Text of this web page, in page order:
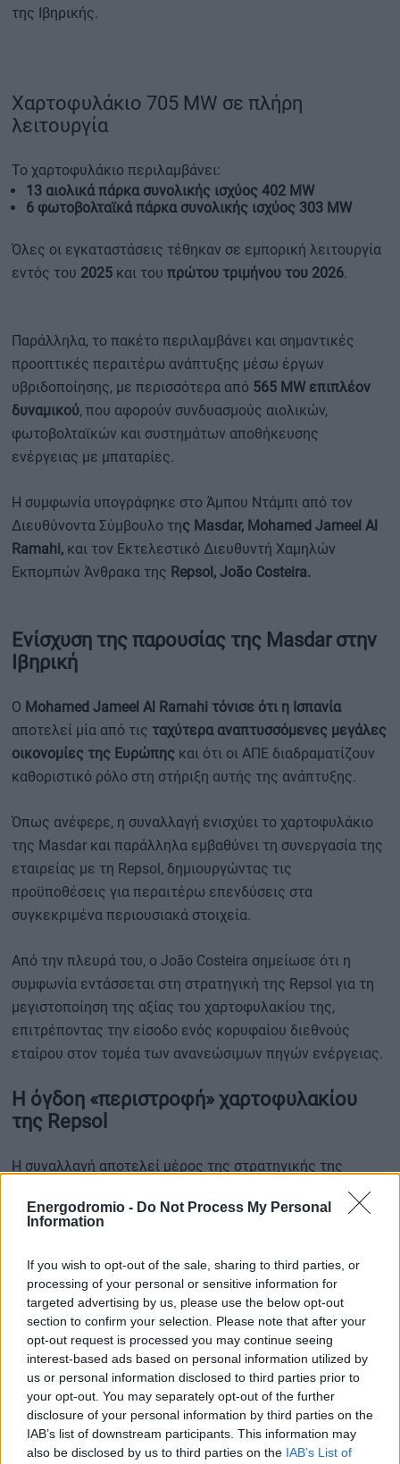
Energodromio - Do Not Process My Personal
Information
If you wish to opt-out of the sale, sharing to third parties, or
processing of your personal or sensitive information for
targeted advertising by us, please use the below opt-out
section to confirm your selection. Please note that after your
opt-out request is processed you may continue seeing
interest-based ads based on personal information utilized by
us or personal information disclosed to third parties prior to
your opt-out. You may separately opt-out of the further
disclosure of your personal information by third parties on the
IAB’s list of downstream participants. This information may
also be disclosed by us to third parties on the IAB’s List of
της Ιβηρικής.
Χαρτοφυλάκιο 705 MW σε πλήρη
λειτουργία
Το χαρτοφυλάκιο περιλαμβάνει:
13 αιολικά πάρκα συνολικής ισχύος 402 MW
6 φωτοβολταϊκά πάρκα συνολικής ισχύος 303 MW
Όλες οι εγκαταστάσεις τέθηκαν σε εμπορική λειτουργία
εντός του 2025 και του πρώτου τριμήνου του 2026.
Παράλληλα, το πακέτο περιλαμβάνει και σημαντικές
προοπτικές περαιτέρω ανάπτυξης μέσω έργων
υβριδοποίησης, με περισσότερα από 565 MW επιπλέον
δυναμικού, που αφορούν συνδυασμούς αιολικών,
φωτοβολταϊκών και συστημάτων αποθήκευσης
ενέργειας με μπαταρίες.
Η συμφωνία υπογράφηκε στο Άμπου Ντάμπι από τον
Διευθύνοντα Σύμβουλο της Masdar, Mohamed Jameel Al
Ramahi, και τον Εκτελεστικό Διευθυντή Χαμηλών
Εκπομπών Άνθρακα της Repsol, João Costeira.
Ενίσχυση της παρουσίας της Masdar στην
Ιβηρική
Ο Mohamed Jameel Al Ramahi τόνισε ότι η Ισπανία
αποτελεί μία από τις ταχύτερα αναπτυσσόμενες μεγάλες
οικονομίες της Ευρώπης και ότι οι ΑΠΕ διαδραματίζουν
καθοριστικό ρόλο στη στήριξη αυτής της ανάπτυξης.
Όπως ανέφερε, η συναλλαγή ενισχύει το χαρτοφυλάκιο
της Masdar και παράλληλα εμβαθύνει τη συνεργασία της
εταιρείας με τη Repsol, δημιουργώντας τις
προϋποθέσεις για περαιτέρω επενδύσεις στα
συγκεκριμένα περιουσιακά στοιχεία.
Από την πλευρά του, ο João Costeira σημείωσε ότι η
συμφωνία εντάσσεται στη στρατηγική της Repsol για τη
μεγιστοποίηση της αξίας του χαρτοφυλακίου της,
επιτρέποντας την είσοδο ενός κορυφαίου διεθνούς
εταίρου στον τομέα των ανανεώσιμων πηγών ενέργειας.
Η όγδοη «περιστροφή» χαρτοφυλακίου
της Repsol
Η συναλλαγή αποτελεί μέρος της στρατηγικής της
Repsol για την ανάπτυξη των δραστηριοτήτων της στις
ΑΠΕ μέσω συνεργασιών και επιλεκτικής αξιοποίησης
Πρόκειται για τηνόγδοη συναλλαγή περιστροφής (asset
rotation) χαρτοφυλακίου ΑΠΕπου ολοκληρώνει η
εταιρεία, με συνολική ισχύ έργων3.850 MWσε Ισπανία
και Ηνωμένες Πολιτείες.
Σήμερα, η Repsol διαθέτει περίπου6 GW εγκατεστημένης
ισχύος ΑΠΕ σε λειτουργία , ενώ συνεχίζει να επεκτείνει
το επενδυτικό της αποτύπωμα στην ενεργειακή